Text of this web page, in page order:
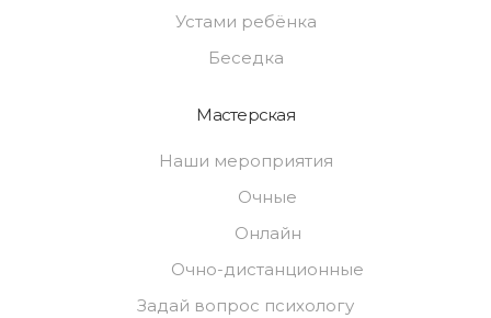
Устами ребёнка
Беседка
Мастерская
Наши мероприятия
Очные
Онлайн
Очно-дистанционные
Задай вопрос психологу